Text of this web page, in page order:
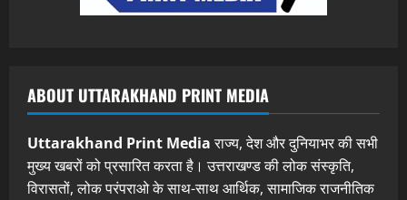
ABOUT UTTARAKHAND PRINT MEDIA
Uttarakhand Print Mediaराज्य, देश और दुनियाभर की सभी
मुख्य खबरों को प्रसारित करता है। उत्तराखण्ड की लोक संस्कृति,
विरासतों, लोक परंपराओ के साथ-साथ आर्थिक, सामाजिक राजनीतिक